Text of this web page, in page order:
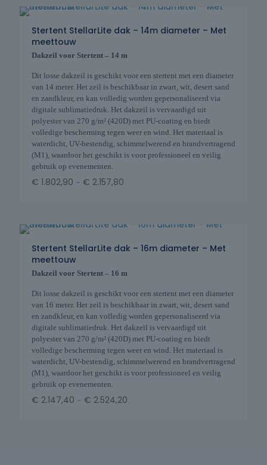
Stertent StellarLite dak – 14m diameter – Met
meettouw
Dakzeil voor Stertent – 14 m
Dit losse dakzeil is geschikt voor een stertent met een diameter
van 14 meter. Het zeil is beschikbaar in zwart, wit, desert sand
en zandkleur, en kan volledig worden gepersonaliseerd via
digitale sublimatiedruk. Het dakzeil is vervaardigd uit
polyester van 270 g/m² (420D) met PU-coating en biedt
volledige bescherming tegen weer en wind. Het materiaal is
waterdicht, UV-bestendig, schimmelwerend en brandvertragend
(M1), waardoor het geschikt is voor professioneel en veilig
gebruik op evenementen.
€ 1.802,90 - € 2.157,80
Stertent StellarLite dak – 16m diameter – Met
meettouw
Dakzeil voor Stertent – 16 m
Dit losse dakzeil is geschikt voor een stertent met een diameter
van 16 meter. Het zeil is beschikbaar in zwart, wit, desert sand
en zandkleur, en kan volledig worden gepersonaliseerd via
digitale sublimatiedruk. Het dakzeil is vervaardigd uit
polyester van 270 g/m² (420D) met PU-coating en biedt
volledige bescherming tegen weer en wind. Het materiaal is
waterdicht, UV-bestendig, schimmelwerend en brandvertragend
(M1), waardoor het geschikt is voor professioneel en veilig
gebruik op evenementen.
€ 2.147,40 - € 2.524,20